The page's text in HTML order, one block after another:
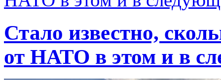
Стало известно,
от НАТО в этом и в